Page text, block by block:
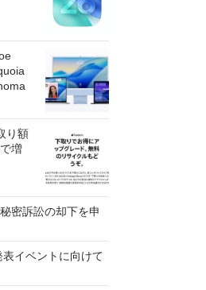
り額
増
密訴訟の却下を申
イベントに向けて